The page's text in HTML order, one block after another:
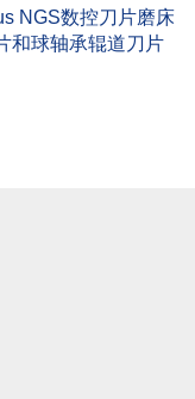
NGS数控刀片磨床
和球轴承辊道刀片